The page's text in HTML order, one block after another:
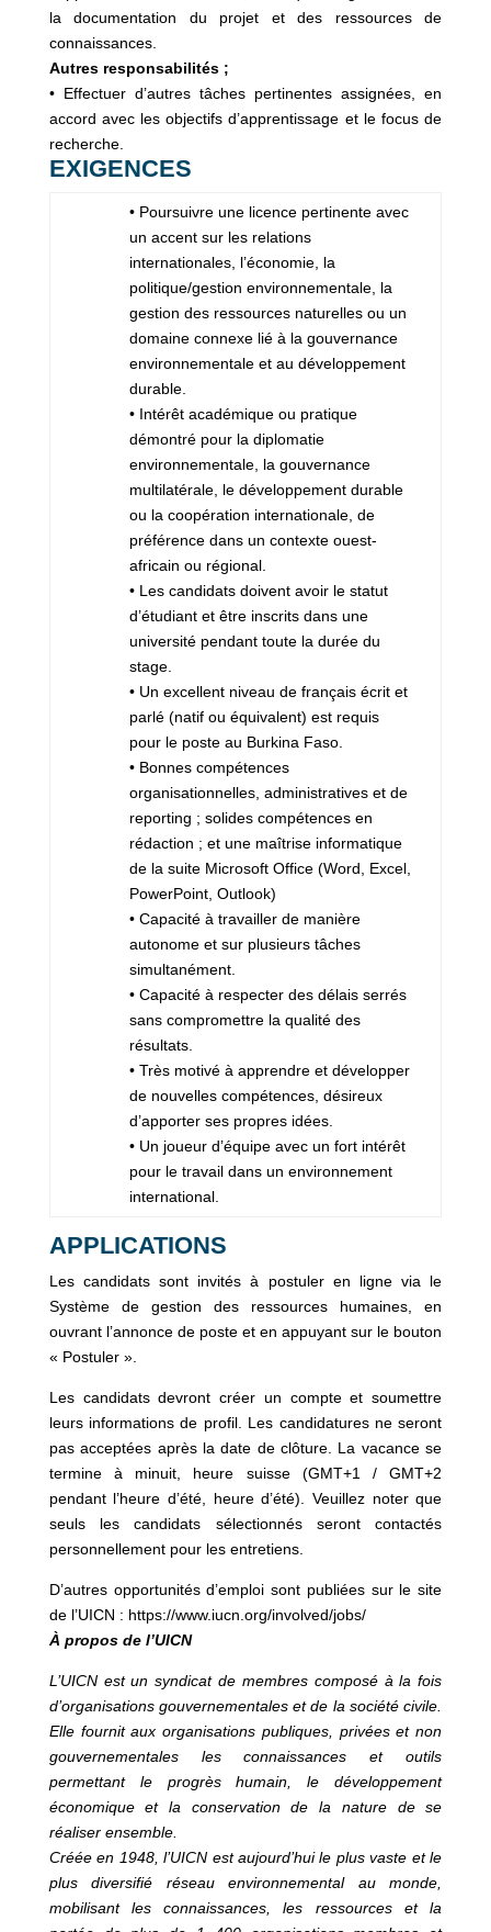
la documentation du projet et des ressources de
connaissances.
Autres responsabilités ;
• Effectuer d’autres tâches pertinentes assignées, en
accord avec les objectifs d’apprentissage et le focus de
recherche.
EXIGENCES
• Poursuivre une licence pertinente avec
un accent sur les relations
internationales, l’économie, la
politique/gestion environnementale, la
gestion des ressources naturelles ou un
domaine connexe lié à la gouvernance
environnementale et au développement
durable.
• Intérêt académique ou pratique
démontré pour la diplomatie
environnementale, la gouvernance
multilatérale, le développement durable
ou la coopération internationale, de
préférence dans un contexte ouest-
africain ou régional.
• Les candidats doivent avoir le statut
d’étudiant et être inscrits dans une
université pendant toute la durée du
stage.
• Un excellent niveau de français écrit et
parlé (natif ou équivalent) est requis
pour le poste au Burkina Faso.
• Bonnes compétences
organisationnelles, administratives et de
reporting ; solides compétences en
rédaction ; et une maîtrise informatique
de la suite Microsoft Office (Word, Excel,
PowerPoint, Outlook)
• Capacité à travailler de manière
autonome et sur plusieurs tâches
simultanément.
• Capacité à respecter des délais serrés
sans compromettre la qualité des
résultats.
• Très motivé à apprendre et développer
de nouvelles compétences, désireux
d’apporter ses propres idées.
• Un joueur d’équipe avec un fort intérêt
pour le travail dans un environnement
international.
APPLICATIONS
Les candidats sont invités à postuler en ligne via le
Système de gestion des ressources humaines, en
ouvrant l’annonce de poste et en appuyant sur le bouton
« Postuler ».
Les candidats devront créer un compte et soumettre
leurs informations de profil. Les candidatures ne seront
pas acceptées après la date de clôture. La vacance se
termine à minuit, heure suisse (GMT+1 / GMT+2
pendant l’heure d’été, heure d’été). Veuillez noter que
seuls les candidats sélectionnés seront contactés
personnellement pour les entretiens.
D’autres opportunités d’emploi sont publiées sur le site
de l’UICN : https://www.iucn.org/involved/jobs/
À propos de l’UICN
L’UICN est un syndicat de membres composé à la fois
d’organisations gouvernementales et de la société civile.
Elle fournit aux organisations publiques, privées et non
gouvernementales les connaissances et outils
permettant le progrès humain, le développement
économique et la conservation de la nature de se
réaliser ensemble.
Créée en 1948, l’UICN est aujourd’hui le plus vaste et le
plus diversifié réseau environnemental au monde,
mobilisant les connaissances, les ressources et la